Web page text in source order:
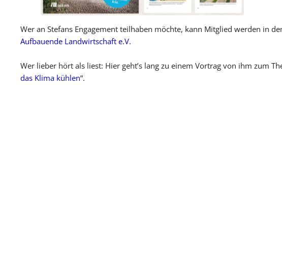
Wer an Stefans Engagement teilhaben möchte, kann Mitglied werden in
Aufbauende Landwirtschaft e.V.
Wer lieber hört als liest: Hier geht’s lang zu einem Vortrag von ihm zum
das Klima kühlen“.